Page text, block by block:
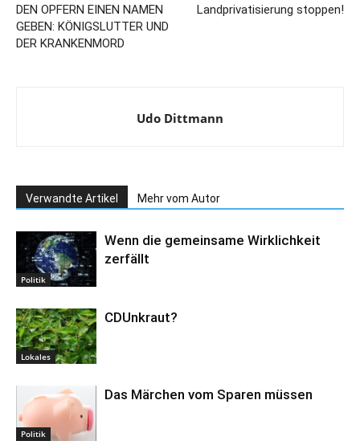
DEN OPFERN EINEN NAMEN
GEBEN: KÖNIGSLUTTER UND
DER KRANKENMORD
Landprivatisierung stoppen!
Udo Dittmann
Verwandte Artikel Mehr vom Autor
Politik
Wenn die gemeinsame Wirklichkeit
zerfällt
Lokales
CDUnkraut?
Politik
Das Märchen vom Sparen müssen